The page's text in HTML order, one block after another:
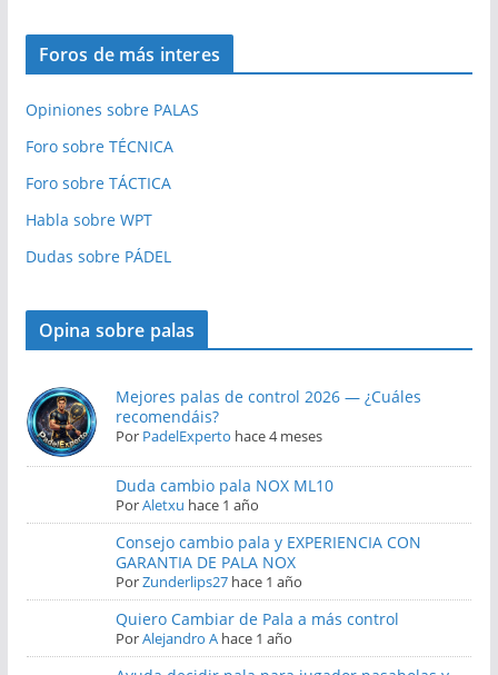
Foros de más interes
Opiniones sobre PALAS
Foro sobre TÉCNICA
Foro sobre TÁCTICA
Habla sobre WPT
Dudas sobre PÁDEL
Opina sobre palas
Mejores palas de control 2026 — ¿Cuáles
recomendáis?
Por PadelExperto hace 4 meses
Duda cambio pala NOX ML10
PorAletxu hace 1 año
Consejo cambio pala y EXPERIENCIA CON
GARANTIA DE PALA NOX
PorZunderlips27 hace 1 año
Quiero Cambiar de Pala a más control
PorAlejandro A hace 1 año